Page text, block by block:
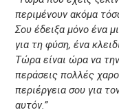
περιμένουν ακόμα
Σου έδειξα μόνο ένα
για τη φύση, ένα
Τώρα είναι ώρα να
περάσεις πολλές
περιέργεια σου για
αυτόν.”